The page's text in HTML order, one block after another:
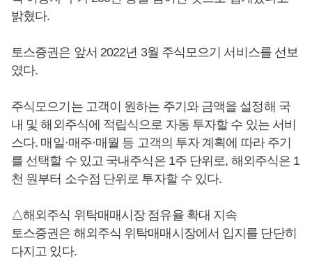
밝혔다.
토스증권은 앞서 2022년 3월 주식모으기 서비스를 선보
였다.
주식모으기는 고객이 원하는 주기와 금액을 설정해 국
내 및 해외주식에 적립식으로 자동 투자할 수 있는 서비
스다. 매일·매주·매월 등 고객의 투자 계획에 따라 주기
를 선택할 수 있고 국내주식은 1주 단위로, 해외주식은 1
천 원부터 소수점 단위로 투자할 수 있다.
△해외주식 위탁매매시장 점유율 확대 지속
토스증권은 해외주식 위탁매매시장에서 입지를 단단히
다지고 있다.